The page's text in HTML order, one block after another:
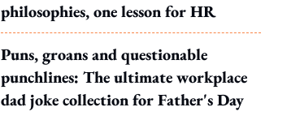
philosophies, one lesson for HR
Puns, groans and questionable
punchlines: The ultimate workplace
dad joke collection for Father's Day